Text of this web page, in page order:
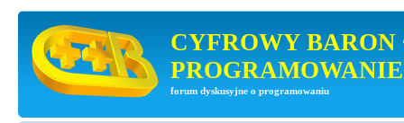
CYFROWY BARON
PROGRAMOWANIE
forum dyskusyjne o programowaniu